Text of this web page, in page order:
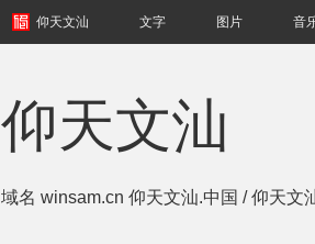
仰天文汕 文字 图片 音
仰天文汕
域名 winsam.cn 仰天文汕.中国 / 仰天文